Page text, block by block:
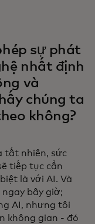
sự phát
nhất định
và
chúng ta
không?
tất nhiên, sức
tiếp tục cần
là với AI. Và
bây giờ;
AI, nhưng tôi
không gian - đó